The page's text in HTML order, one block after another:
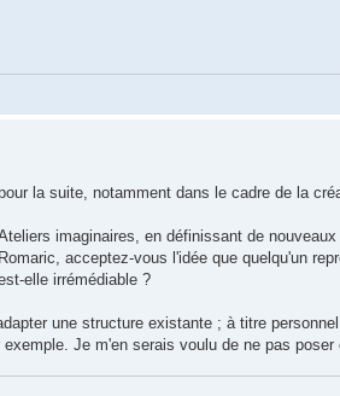
la suite, notamment dans le cadre de la
imaginaires, en définissant de
acceptez-vous l'idée que quelqu'un
elle irrémédiable ?
une structure existante ; à titre
Je m'en serais voulu de ne pas